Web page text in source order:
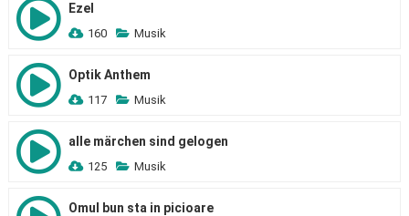
Ezel
160 Musik
Optik Anthem
117 Musik
alle märchen sind gelogen
125 Musik
Omul bun sta in picioare